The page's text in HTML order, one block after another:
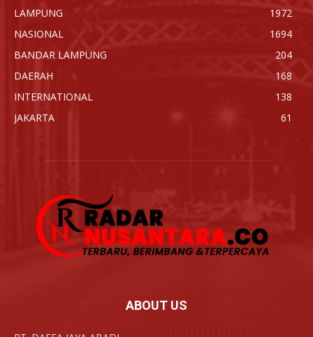
LAMPUNG
1972
NASIONAL
1694
BANDAR LAMPUNG
204
DAERAH
168
INTERNATIONAL
138
JAKARTA
61
ABOUT US